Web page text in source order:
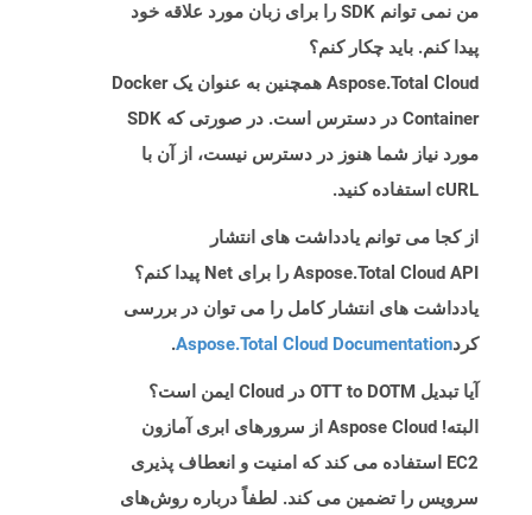
من نمی توانم SDK را برای زبان مورد علاقه خود
پیدا کنم. باید چکار کنم؟
Aspose.Total Cloud همچنین به عنوان یک Docker
Container در دسترس است. در صورتی که SDK
مورد نیاز شما هنوز در دسترس نیست، از آن با
cURL استفاده کنید.
از کجا می توانم یادداشت های انتشار
Aspose.Total Cloud API را برای Net پیدا کنم؟
یادداشت های انتشار کامل را می توان در بررسی
کردAspose.Total Cloud Documentation
.
آیا تبدیل OTT to DOTM در Cloud ایمن است؟
البته! Aspose Cloud از سرورهای ابری آمازون
EC2 استفاده می کند که امنیت و انعطاف پذیری
سرویس را تضمین می کند. لطفاً درباره روش‌های